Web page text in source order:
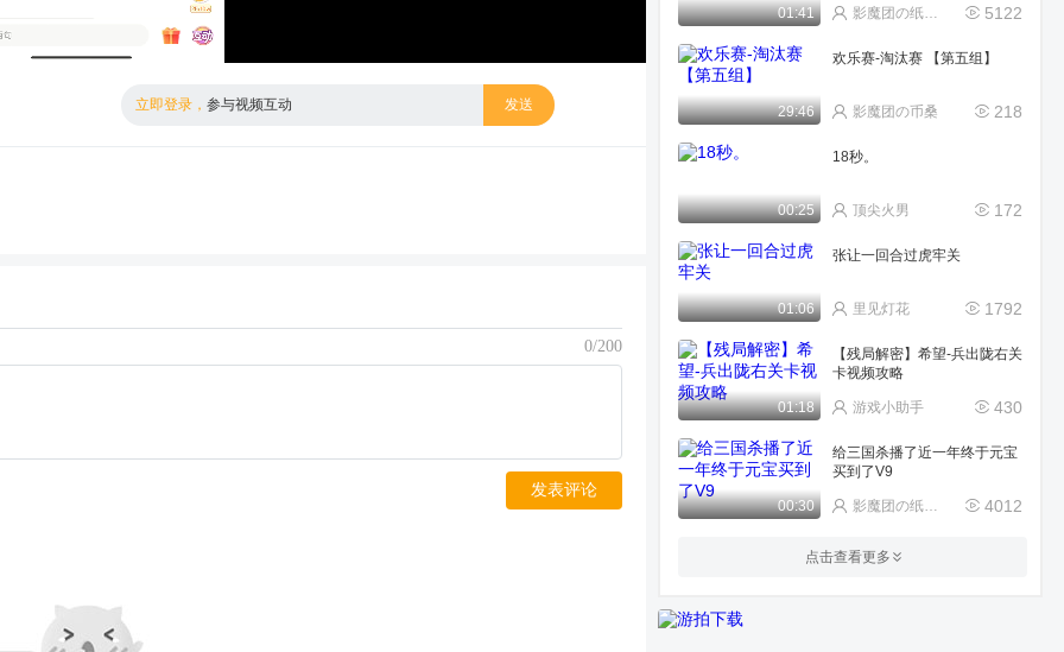
高清
倍数
立即登录，参与视频互动 发送
0/200
发表评论
01:41 5122
影魔团の纸鸢~宁(唱歌
29:46
欢乐赛-淘汰赛 【第五组】
218
影魔团の币桑
00:25
18秒。
172
顶尖火男
01:06
张让一回合过虎牢关
1792
里见灯花
01:18
【残局解密】希望-兵出陇右关
卡视频攻略
430
游戏小助手
00:30
给三国杀播了近一年终于元宝
买到了V9
4012
影魔团の纸鸢~宁(唱歌
统率三军教学：打法思路明确
点击查看更多